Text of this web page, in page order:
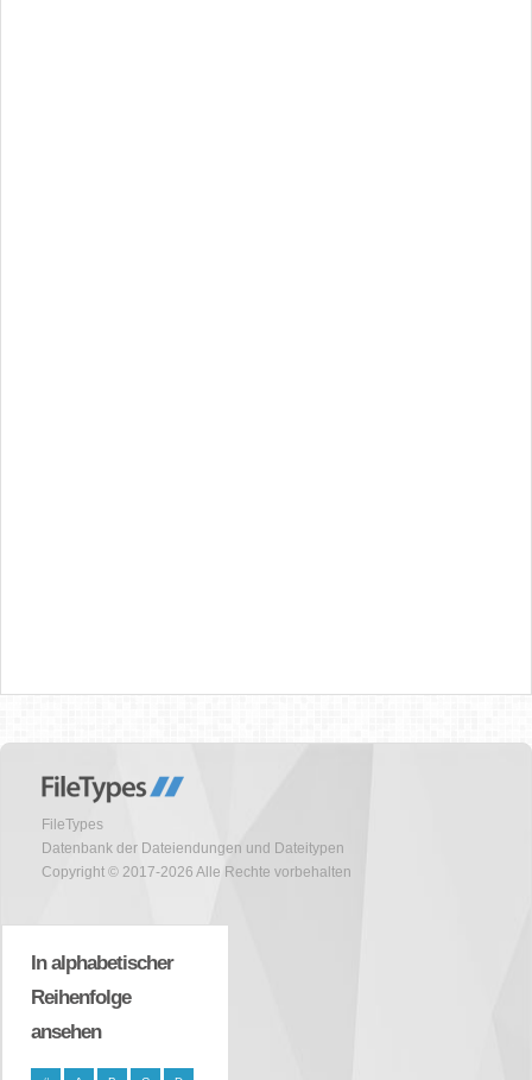
FileTypes
Datenbank der Dateiendungen und Dateitypen
Copyright © 2017-2026 Alle Rechte vorbehalten
In alphabetischer
Reihenfolge
ansehen